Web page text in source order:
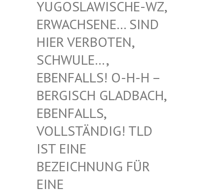
AWISCHE-WZ, ERWACH
SENE… SIND HIER V
ERBOTEN, SCHWUL
E…, EBENFA
LLS! O-H-H – BERGIS
CH GLADBACH, EBENFA
LLS, VOLLST
ÄNDIG! TLD IST EI
NE BEZEIC
HNUNG FÜR EINE D
OMAIN